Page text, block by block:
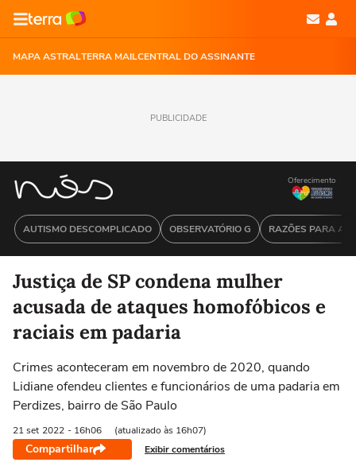
MAPA ASTRALTERRA MAILCENTRAL DO ASSINANTE
PUBLICIDADE
AUTISMO DESCOMPLICADO OBSERVATÓRIO G RAZÕES PARA
Oferecimento
Justiça de SP condena mulher
acusada de ataques homofóbicos e
raciais em padaria
Crimes aconteceram em novembro de 2020, quando
Lidiane ofendeu clientes e funcionários de uma padaria em
Perdizes, bairro de São Paulo
21 set 2022 - 16h06 (atualizado às 16h07)
Compartilhar Exibir comentários